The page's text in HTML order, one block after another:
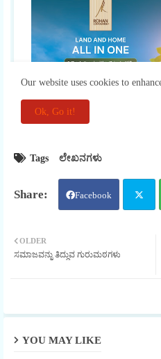
Tags ಲೇಖನಗಳು
Facebook
OLDER
ಸಮಾಜವನ್ನು ತಿದ್ದುವ ಗುರುಮಠಗಳು
YOU MAY LIKE